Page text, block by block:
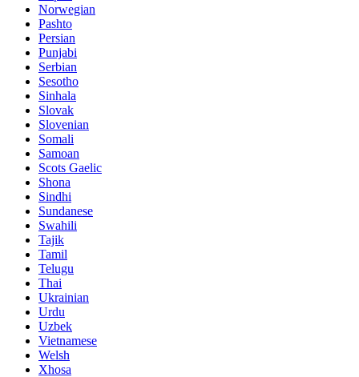
Norwegian
Pashto
Persian
Punjabi
Serbian
Sesotho
Sinhala
Slovak
Slovenian
Somali
Samoan
Scots Gaelic
Shona
Sindhi
Sundanese
Swahili
Tajik
Tamil
Telugu
Thai
Ukrainian
Urdu
Uzbek
Vietnamese
Welsh
Xhosa